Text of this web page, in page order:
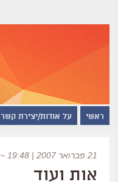
ראשי על אודות/יצירת קשר
21 פברואר 2007 | 19:48 ~
אות ועוד